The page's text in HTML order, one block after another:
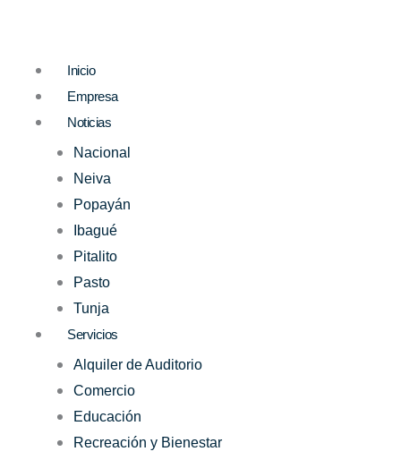
contenidoInicio
Empresa
Noticias
Nacional
Neiva
Popayán
Ibagué
Pitalito
Pasto
Tunja
Servicios
Alquiler de Auditorio
Comercio
Educación
Recreación y Bienestar